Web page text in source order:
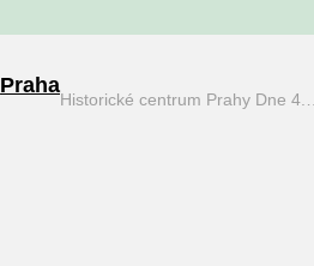
Praha
Historické centrum Prahy Dne 4.…